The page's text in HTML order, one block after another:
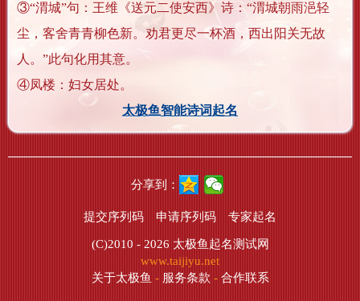
③“渭城”句：王维《送元二使安西》诗：“渭城朝雨浥轻
尘，客舍青青柳色新。劝君更尽一杯酒，西出阳关无故
人。”此句化用其意。
④凤楼：妇女居处。
太极鱼智能诗词起名
分享到：
提交序列码 申请序列码 专家起名
(C)2010 - 2026 太极鱼起名测试网
www.taijiyu.net
关于太极鱼 - 服务条款 - 合作联系